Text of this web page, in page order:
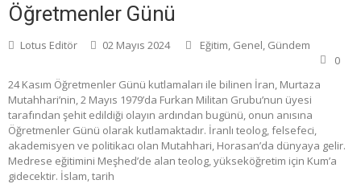
Öğretmenler Günü
Lotus Editör 02 Mayıs 2024 Eğitim, Genel, Gündem
0
24 Kasım Öğretmenler Günü kutlamaları ile bilinen İran, Murtaza
Mutahhari’nin, 2 Mayıs 1979’da Furkan Militan Grubu’nun üyesi
tarafından şehit edildiği olayın ardından bugünü, onun anısına
Öğretmenler Günü olarak kutlamaktadır. İranlı teolog, felsefeci,
akademisyen ve politikacı olan Mutahhari, Horasan’da dünyaya gelir.
Medrese eğitimini Meşhed’de alan teolog, yükseköğretim için Kum’a
gidecektir. İslam, tarih